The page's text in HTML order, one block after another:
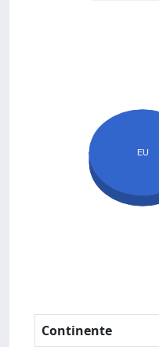
EU
Continente